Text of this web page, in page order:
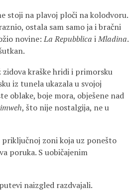
stoji na plavoj ploči na kolodvoru.
ostala sam samo ja i bračni
novine:La Repubblica iMladina.
kraške hridi i primorsku
iz tunela ukazala u svojoj
oblake, boje mora, obješene nad
, što nije nostalgija, ne u
priključnoj zoni koja uz ponešto
poruka. S uobičajenim
naizgled razdvajali.